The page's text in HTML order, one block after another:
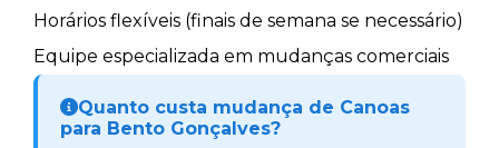
Horários flexíveis (finais de semana se necessário)
Equipe especializada em mudanças comerciais
Quanto custa mudança de Canoas
para Bento Gonçalves?